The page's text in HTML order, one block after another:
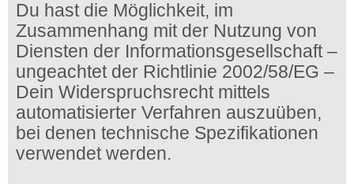
Du hast die Möglichkeit, im
Zusammenhang mit der Nutzung von
Diensten der Informationsgesellschaft –
ungeachtet der Richtlinie 2002/58/EG –
Dein Widerspruchsrecht mittels
automatisierter Verfahren auszuüben,
bei denen technische Spezifikationen
verwendet werden.